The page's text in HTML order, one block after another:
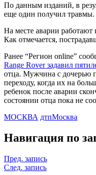
По данным изданий, в
еще один получил травмы.
На месте аварии работают
Как отмечается,
Ранее “Регион online”
Range Rover задавил
отца. Мужчина с дочерью
переходу, когда их на
ребенок после аварии
состоянии отца пока не
МОСКВА дтпМосква
Навигация по
Пред. запись
След. запись